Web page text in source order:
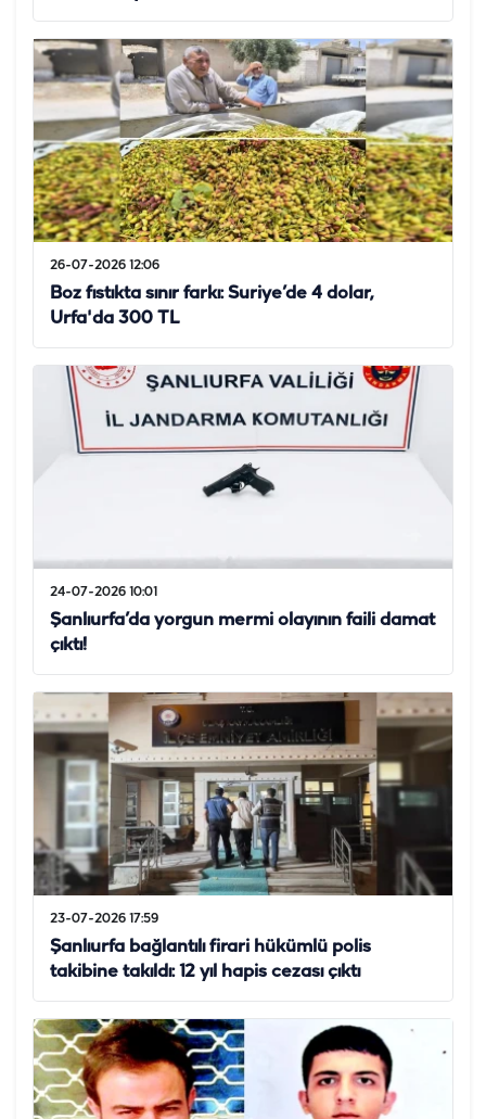
26-07-2026 12:06
Boz fıstıkta sınır farkı: Suriye’de 4 dolar,
Urfa'da 300 TL
24-07-2026 10:01
Şanlıurfa’da yorgun mermi olayının faili damat
çıktı!
23-07-2026 17:59
Şanlıurfa bağlantılı firari hükümlü polis
takibine takıldı: 12 yıl hapis cezası çıktı